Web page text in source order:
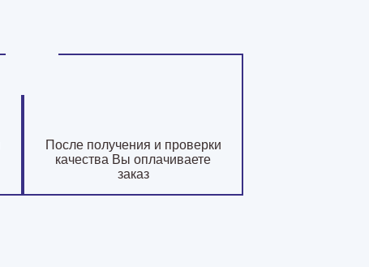
После получения и проверки
качества Вы оплачиваете
заказ